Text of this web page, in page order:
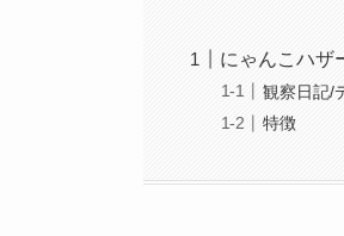
にゃんこハザ
観察日記/
特徴